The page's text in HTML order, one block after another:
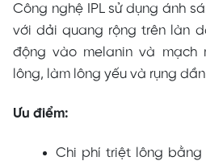
Công nghệ IPL sử dụng ánh
với dải quang rộng trên làn
động vào melanin và mạch
lông, làm lông yếu và rụng
Ưu điểm:
Chi phí triệt lông bằng